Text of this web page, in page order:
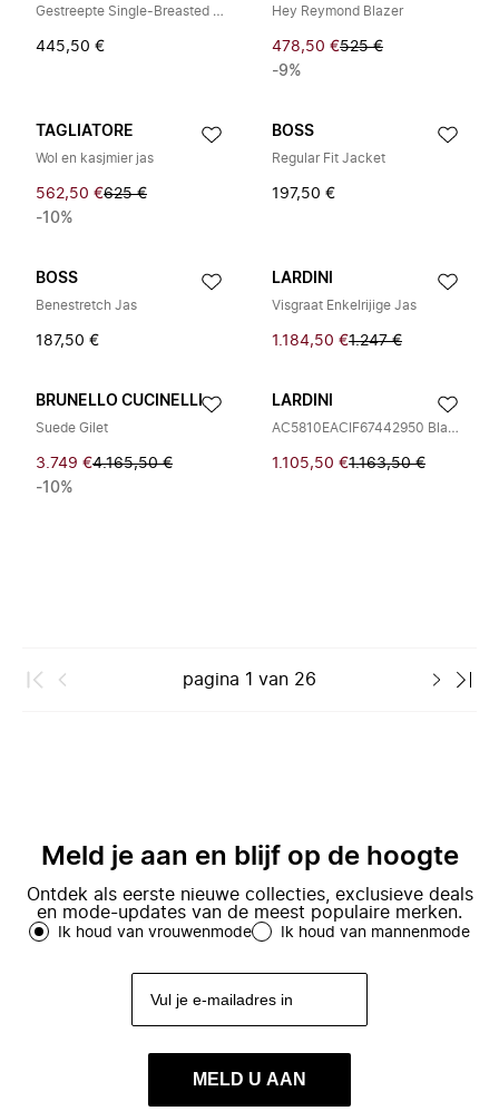
Gestreepte Single-Breasted Blazer
445,50 €
Hey Reymond Blazer
478,50 €525 €
-9%
TAGLIATORE
Wol en kasjmier jas
562,50 €625 €
-10%
BOSS
Regular Fit Jacket
197,50 €
BOSS
Benestretch Jas
187,50 €
LARDINI
Visgraat Enkelrijige Jas
1.184,50 €1.247 €
BRUNELLO CUCINELLI
Suede Gilet
3.749 €4.165,50 €
-10%
LARDINI
AC5810EACIF67442950 Blazer
1.105,50 €1.163,50 €
pagina 1 van 26
Meld je aan en blijf op de hoogte
Ontdek als eerste nieuwe collecties, exclusieve deals
en mode-updates van de meest populaire merken.
Ik houd van vrouwenmode Ik houd van mannenmode
MELD U AAN